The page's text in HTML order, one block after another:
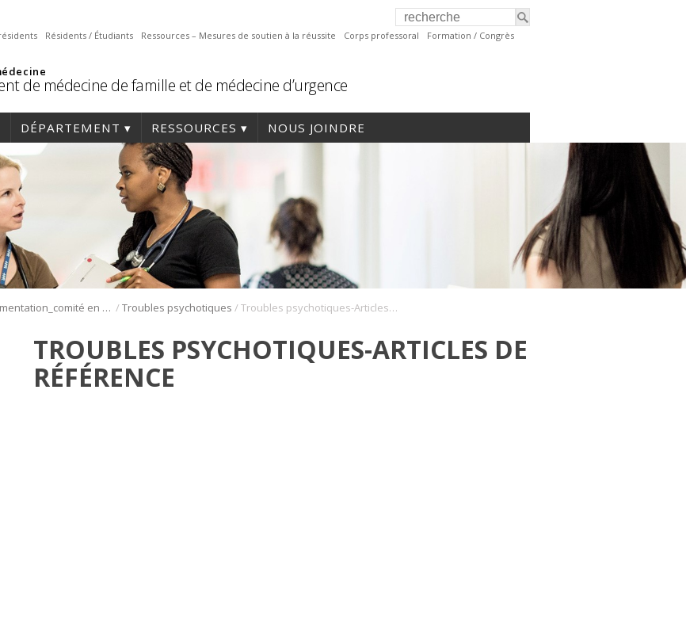
Résidents / Étudiants Ressources – Mesures de soutien à la réussite Corps professoral Formation / Congrès
de médecine de famille et de médecine d’urgence
DÉPARTEMENT RESSOURCES NOUS JOINDRE
Documentation_comité en santé mentale /Troubles psychotiques / Troubles psychotiques-Articles de référence
TROUBLES PSYCHOTIQUES-ARTICLES DE
RÉFÉRENCE